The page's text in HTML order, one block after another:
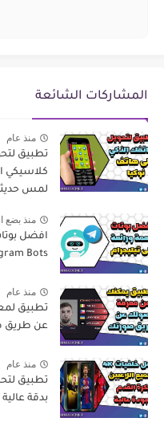
المشاركات الشائعة
منذ عام
تطبيق
كلاسيكي
لمس
منذ بضع
افضل
Bots
منذ عام
تطبيق
عن طريق
منذ عام
تطبيق
بدقة